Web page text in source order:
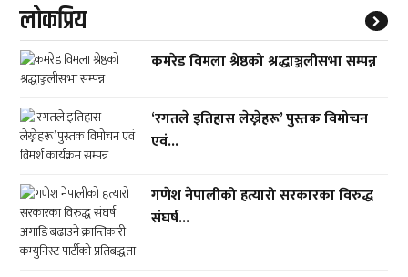
लाेकप्रिय
कमरेड विमला श्रेष्ठको श्रद्धाञ्जलीसभा सम्पन्न
‘रगतले इतिहास लेख्नेहरू’ पुस्तक विमोचन
एवं...
गणेश नेपालीको हत्यारो सरकारका विरुद्ध
संघर्ष...